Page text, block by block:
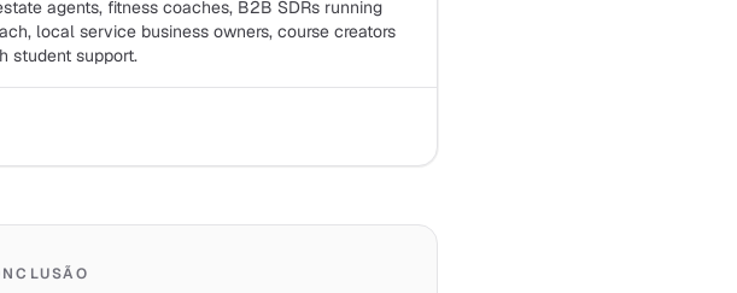
agents, fitness coaches, B2B SDRs running
local service business owners, course creators
student support.